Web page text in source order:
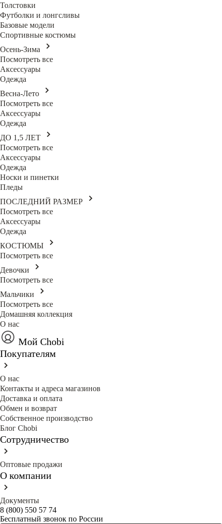
Толстовки
Футболки и лонгсливы
Базовые модели
Спортивные костюмы
Осень-Зима
Посмотреть все
Аксессуары
Одежда
Весна-Лето
Посмотреть все
Аксессуары
Одежда
ДО 1,5 ЛЕТ
Посмотреть все
Аксессуары
Одежда
Носки и пинетки
Пледы
ПОСЛЕДНИЙ РАЗМЕР
Посмотреть все
Аксессуары
Одежда
КОСТЮМЫ
Посмотреть все
Девочки
Посмотреть все
Мальчики
Посмотреть все
Домашняя коллекция
О нас
Мой Chobi
Покупателям
О нас
Контакты и адреса магазинов
Доставка и оплата
Обмен и возврат
Собственное производство
Блог Сhobi
Сотрудничество
Оптовые продажи
О компании
Документы
8 (800) 550 57 74
Бесплатный звонок по России